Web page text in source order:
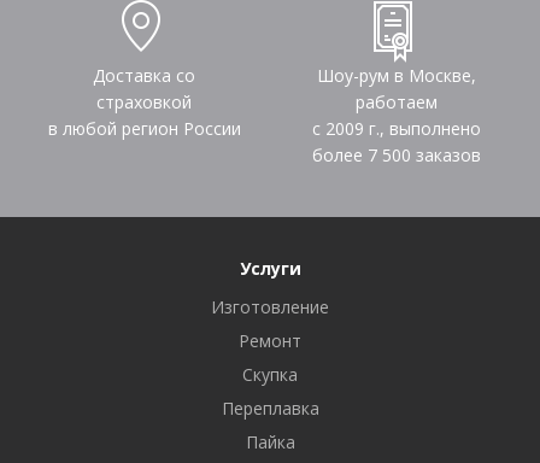
Доставка со
страховкой
в любой регион России
Шоу-рум в Москве,
работаем
с 2009 г., выполнено
более 7 500 заказов
Услуги
Изготовление
Ремонт
Скупка
Переплавка
Пайка